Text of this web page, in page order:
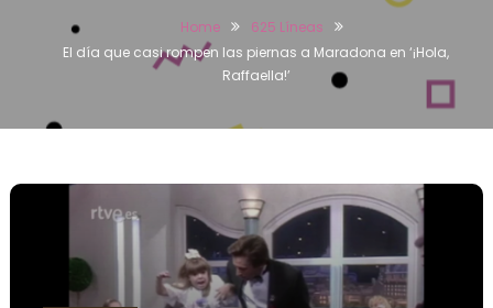
Home
625 Líneas
El día que casi rompen las piernas a Maradona en ‘¡Hola,
Raffaella!’